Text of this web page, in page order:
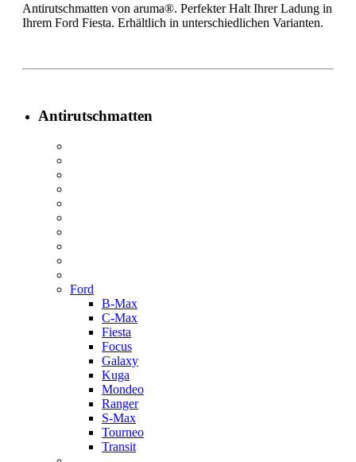
Antirutschmatten von aruma®. Perfekter Halt Ihrer Ladung in
Ihrem Ford Fiesta. Erhältlich in unterschiedlichen Varianten.
Antirutschmatten
Ford
B-Max
C-Max
Fiesta
Focus
Galaxy
Kuga
Mondeo
Ranger
S-Max
Tourneo
Transit